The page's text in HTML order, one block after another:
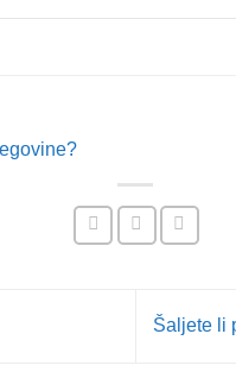
Šaljete li